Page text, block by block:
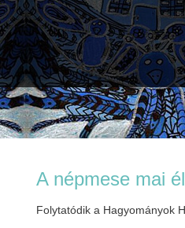
A népmese mai
Folytatódik a Hagyományok